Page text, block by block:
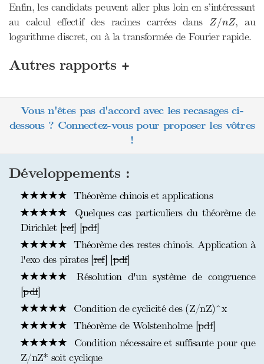
Enfin, les candidats peuvent aller plus loin en s’intéressant
au calcul effectif des racines carrées dans
Z/nZ
Z/n Z, au
logarithme discret, ou à la transformée de Fourier rapide.
Autres rapports +
Vous n'êtes pas d'accord avec les recasages ci-
dessous ? Connectez-vous pour proposer les vôtres
!
Développements :
Théorème chinois et applications
Quelques cas particuliers du théorème de
Dirichlet [ref] [pdf]
Théorème des restes chinois. Application à
l'exo des pirates [ref] [pdf]
Résolution d'un système de congruence
[pdf]
Condition de cyclicité des (Z/nZ)^x
Théorème de Wolstenholme [pdf]
Condition nécessaire et suffisante pour que
Z/nZ* soit cyclique